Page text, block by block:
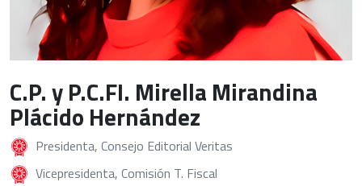
C.P. y P.C.FI. Mirella Mirandina
Plácido Hernández
Presidenta, Consejo Editorial Veritas
Vicepresidenta, Comisión T. Fiscal